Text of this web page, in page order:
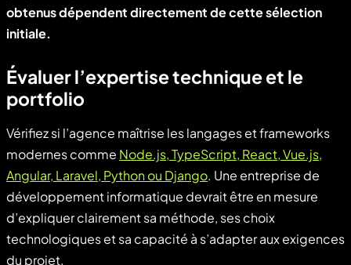
obtenus dépendent directement de cette sélection
initiale.
Évaluer l’expertise technique et le
portfolio
Vérifiez si l’agence maîtrise les langages et frameworks
modernes comme Node.js, TypeScript, React, Vue.js,
Angular, Laravel, Python ou Django. Une entreprise de
développement informatique devrait être en mesure
d’expliquer clairement sa méthode, ses choix
technologiques et sa capacité à s’adapter aux exigences
du projet.